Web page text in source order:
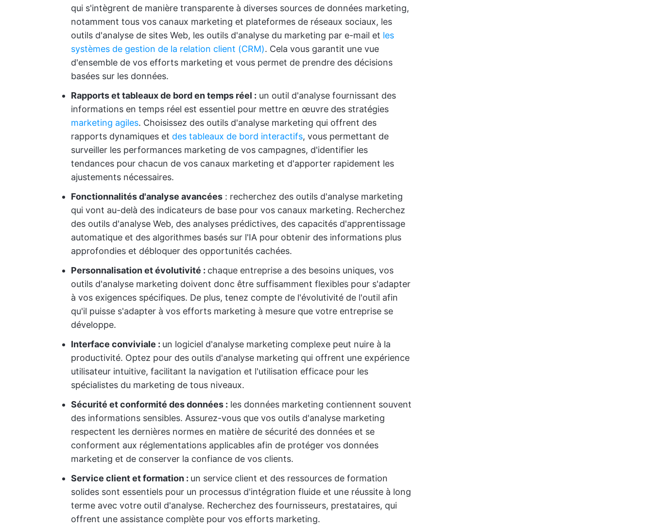
qui s'intègrent de manière transparente à diverses sources de données marketing,
notamment tous vos canaux marketing et plateformes de réseaux sociaux, les
outils d'analyse de sites Web, les outils d'analyse du marketing par e-mail et les
systèmes de gestion de la relation client (CRM). Cela vous garantit une vue
d'ensemble de vos efforts marketing et vous permet de prendre des décisions
basées sur les données.
Rapports et tableaux de bord en temps réel : un outil d'analyse fournissant des
informations en temps réel est essentiel pour mettre en œuvre des stratégies
marketing agiles. Choisissez des outils d'analyse marketing qui offrent des
rapports dynamiques et des tableaux de bord interactifs, vous permettant de
surveiller les performances marketing de vos campagnes, d'identifier les
tendances pour chacun de vos canaux marketing et d'apporter rapidement les
ajustements nécessaires.
Fonctionnalités d'analyse avancées : recherchez des outils d'analyse marketing
qui vont au-delà des indicateurs de base pour vos canaux marketing. Recherchez
des outils d'analyse Web, des analyses prédictives, des capacités d'apprentissage
automatique et des algorithmes basés sur l'IA pour obtenir des informations plus
approfondies et débloquer des opportunités cachées.
Personnalisation et évolutivité : chaque entreprise a des besoins uniques, vos
outils d'analyse marketing doivent donc être suffisamment flexibles pour s'adapter
à vos exigences spécifiques. De plus, tenez compte de l'évolutivité de l'outil afin
qu'il puisse s'adapter à vos efforts marketing à mesure que votre entreprise se
développe.
Interface conviviale : un logiciel d'analyse marketing complexe peut nuire à la
productivité. Optez pour des outils d'analyse marketing qui offrent une expérience
utilisateur intuitive, facilitant la navigation et l'utilisation efficace pour les
spécialistes du marketing de tous niveaux.
Sécurité et conformité des données : les données marketing contiennent souvent
des informations sensibles. Assurez-vous que vos outils d'analyse marketing
respectent les dernières normes en matière de sécurité des données et se
conforment aux réglementations applicables afin de protéger vos données
marketing et de conserver la confiance de vos clients.
Service client et formation : un service client et des ressources de formation
solides sont essentiels pour un processus d'intégration fluide et une réussite à long
terme avec votre outil d'analyse. Recherchez des fournisseurs, prestataires, qui
offrent une assistance complète pour vos efforts marketing.